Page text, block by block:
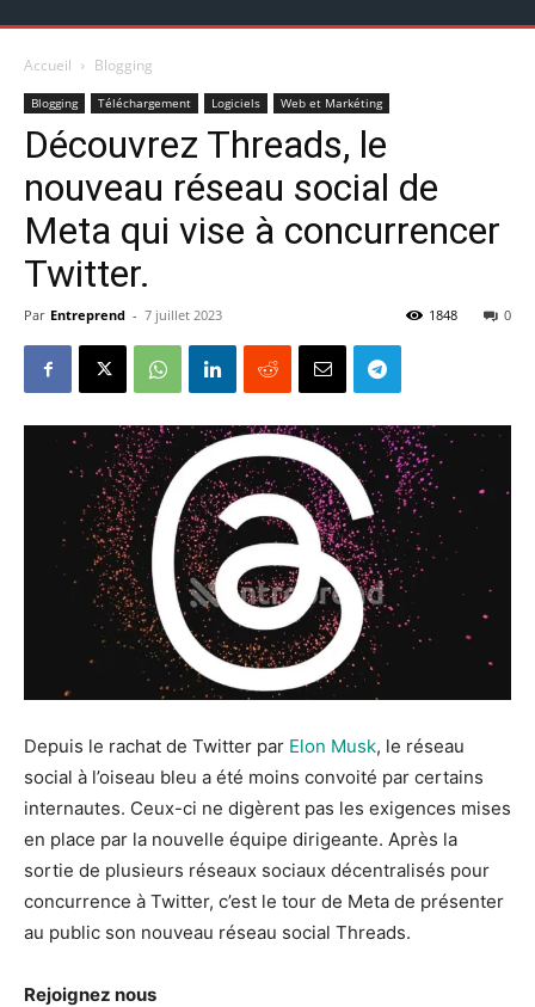
Accueil Blogging
Blogging Téléchargement Logiciels Web et Markéting
Découvrez Threads, le
nouveau réseau social de
Meta qui vise à concurrencer
Twitter.
Par Entreprend - 7 juillet 2023 0
1848
Depuis le rachat de Twitter par Elon Musk, le réseau
social à l’oiseau bleu a été moins convoité par certains
internautes. Ceux-ci ne digèrent pas les exigences mises
en place par la nouvelle équipe dirigeante. Après la
sortie de plusieurs réseaux sociaux décentralisés pour
concurrence à Twitter, c’est le tour de Meta de présenter
au public son nouveau réseau social Threads.
Rejoignez nous